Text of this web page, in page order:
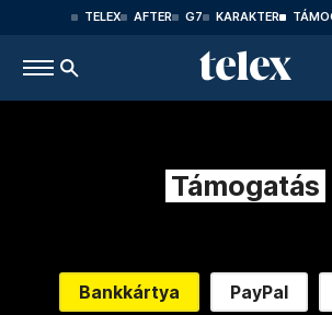
TELEX AFTER G7 KARAKTER
Támogatás
Bankkártya PayPal